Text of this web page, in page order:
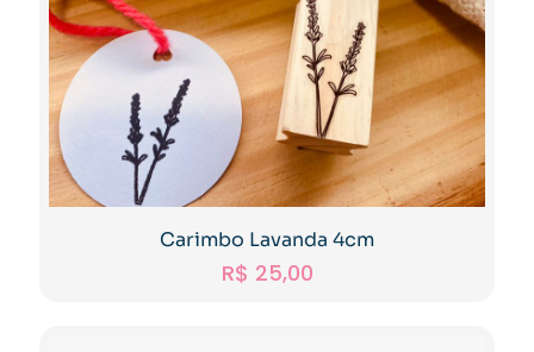
Carimbo Lavanda 4cm
R$ 25,00